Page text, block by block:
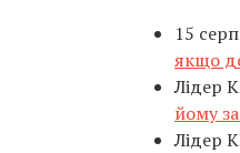
15
якщо
Лідер
йому
Лідер